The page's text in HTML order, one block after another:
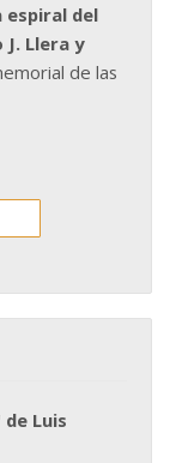
espiral del
J. Llera y
de las
Luis